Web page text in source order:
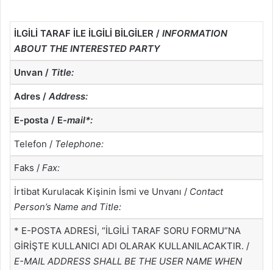
İLGİLİ TARAF İLE İLGİLİ BİLGİLER / INFORMATION
ABOUT THE INTERESTED PARTY
Unvan / Title:
Adres / Address:
E-posta / E-mail*:
Telefon / Telephone:
Faks / Fax:
İrtibat Kurulacak Kişinin İsmi ve Unvanı / Contact
Person’s Name and Title:
* E-POSTA ADRESİ, “İLGİLİ TARAF SORU FORMU”NA
GİRİŞTE KULLANICI ADI OLARAK KULLANILACAKTIR. /
E-MAIL ADDRESS SHALL BE THE USER NAME WHEN